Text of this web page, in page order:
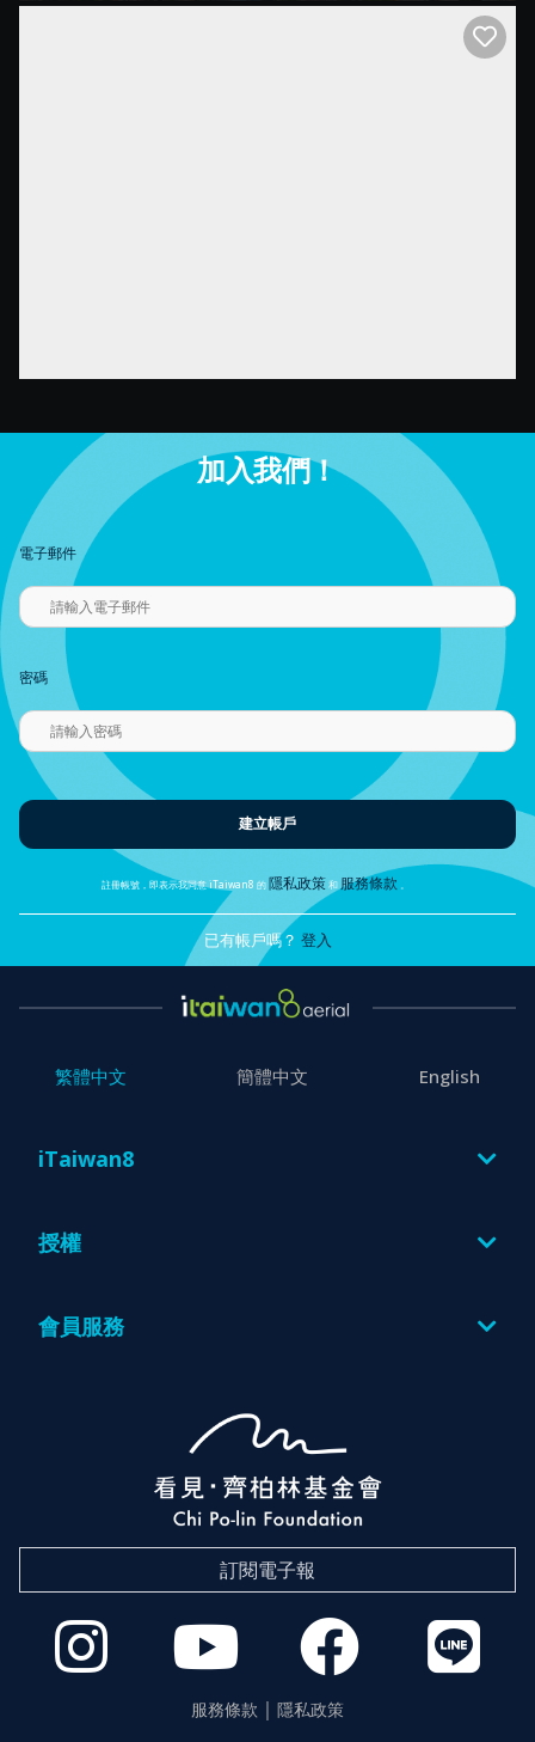
加入我們！
電子郵件
密碼
註冊帳號，即表示我同意 iTaiwan8 的隱私政策和 服務條款
建立帳戶
已有帳戶嗎？ 登入
繁體中文 簡體中文 English
iTaiwan8
授權
會員服務
訂閱電子報
服務條款 隱私政策